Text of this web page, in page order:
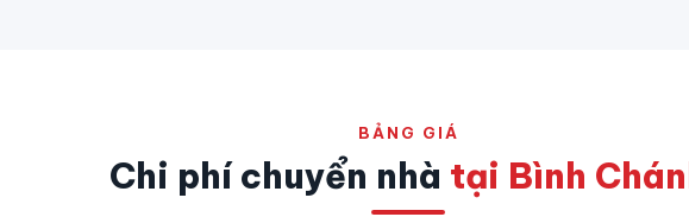
BẢNG GIÁ
Chi phí chuyển nhà tại Bình